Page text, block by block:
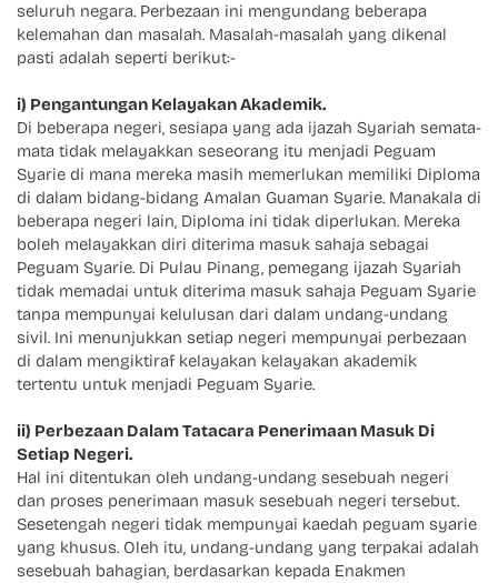
seluruh negara. Perbezaan ini mengundang beberapa
kelemahan dan masalah. Masalah-masalah yang dikenal
pasti adalah seperti berikut:-
i) Pengantungan Kelayakan Akademik.
Di beberapa negeri, sesiapa yang ada ijazah Syariah semata-
mata tidak melayakkan seseorang itu menjadi Peguam
Syarie di mana mereka masih memerlukan memiliki Diploma
di dalam bidang-bidang Amalan Guaman Syarie. Manakala di
beberapa negeri lain, Diploma ini tidak diperlukan. Mereka
boleh melayakkan diri diterima masuk sahaja sebagai
Peguam Syarie. Di Pulau Pinang, pemegang ijazah Syariah
tidak memadai untuk diterima masuk sahaja Peguam Syarie
tanpa mempunyai kelulusan dari dalam undang-undang
sivil. Ini menunjukkan setiap negeri mempunyai perbezaan
di dalam mengiktiraf kelayakan kelayakan akademik
tertentu untuk menjadi Peguam Syarie.
ii) Perbezaan Dalam Tatacara Penerimaan Masuk Di
Setiap Negeri.
Hal ini ditentukan oleh undang-undang sesebuah negeri
dan proses penerimaan masuk sesebuah negeri tersebut.
Sesetengah negeri tidak mempunyai kaedah peguam syarie
yang khusus. Oleh itu, undang-undang yang terpakai adalah
sesebuah bahagian, berdasarkan kepada Enakmen